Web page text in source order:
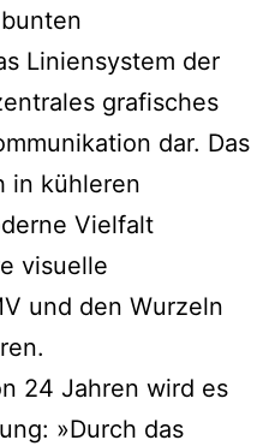
Liniensystem der
grafisches
dar. Das
in kühleren
Vielfalt
visuelle
und den Wurzeln
24 Jahren wird es
»Durch das